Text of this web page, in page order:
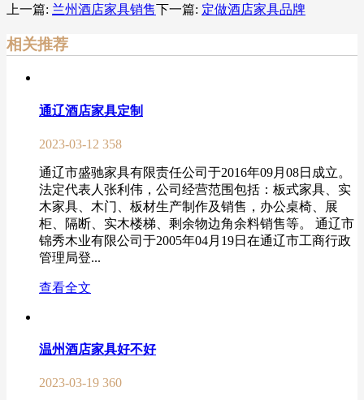
上一篇: 兰州酒店家具销售下一篇: 定做酒店家具品牌
相关推荐
通辽酒店家具定制
2023-03-12 358
通辽市盛驰家具有限责任公司于2016年09月08日成立。
法定代表人张利伟，公司经营范围包括：板式家具、实
木家具、木门、板材生产制作及销售，办公桌椅、展
柜、隔断、实木楼梯、剩余物边角余料销售等。 通辽市
锦秀木业有限公司于2005年04月19日在通辽市工商行政
管理局登...
查看全文
温州酒店家具好不好
2023-03-19 360